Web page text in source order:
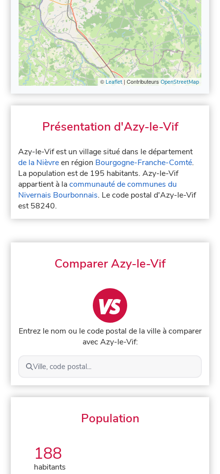
© Leaflet| Contributeurs OpenStreetMap
Présentation d'Azy-le-Vif
Azy-le-Vif est un village situé dans le département
de la Nièvreen région Bourgogne-Franche-Comté.
La population est de 195 habitants. Azy-le-Vif
appartient à lacommunauté de communes du
Nivernais Bourbonnais. Le code postal d'Azy-le-Vif
est 58240.
Comparer Azy-le-Vif
Entrez le nom ou le code postal de la ville à comparer
avec Azy-le-Vif:
Ville, code postal...
Population
188
habitants